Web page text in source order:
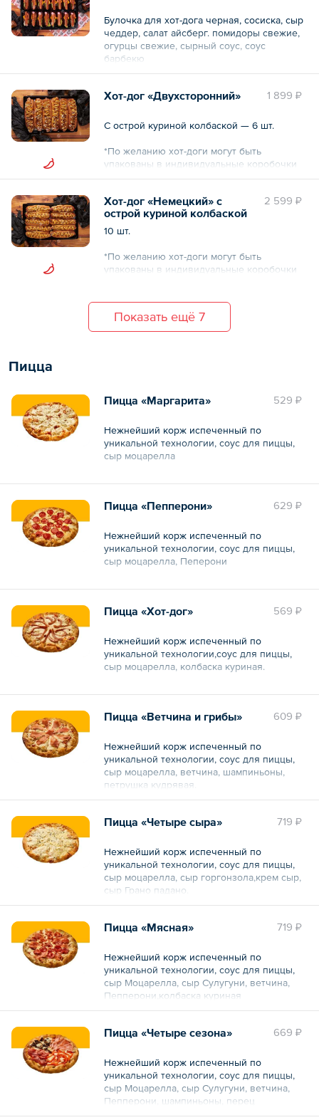
Булочка для хот-дога черная, сосиска, сыр
чеддер, салат айсберг. помидоры свежие,
огурцы свежие, сырный соус, соус
барбекю
1 899 ₽
Хот-дог «Двухсторонний»
С острой куриной колбаской — 6 шт.
*По желанию хот-доги могут быть
упакованы в индивидуальные коробочки
(оплачивается дополнительно)
Общий вес – 0.9 кг 2 599 ₽
Хот-дог «Немецкий» с
острой куриной колбаской
10 шт.
*По желанию хот-доги могут быть
упакованы в индивидуальные коробочки
Показать ещё 7
Пицца
529 ₽
Пицца «Маргарита»
Нежнейший корж испеченный по
уникальной технологии, соус для пиццы,
сыр моцарелла
Общий вес – 389 г
629 ₽
Пицца «Пепперони»
Нежнейший корж испеченный по
уникальной технологии, соус для пиццы,
сыр моцарелла, Пеперони
Общий вес – 480 г
569 ₽
Пицца «Хот-дог»
Нежнейший корж испеченный по
уникальной технологии,соус для пиццы,
сыр моцарелла, колбаска куриная.
Общий вес – 530 г
609 ₽
Пицца «Ветчина и грибы»
Нежнейший корж испеченный по
уникальной технологии, соус для пиццы,
сыр моцарелла, ветчина, шампиньоны,
петрушка кудрявая.
719 ₽
Пицца «Четыре сыра»
Нежнейший корж испеченный по
уникальной технологии, соус для пиццы,
сыр моцарелла, сыр горгонзола,крем сыр,
сыр Грано падано.
719 ₽
Пицца «Мясная»
Нежнейший корж испеченный по
уникальной технологии, соус для пиццы,
сыр Моцарелла, сыр Сулугуни, ветчина,
Пепперони,колбаска куриная
669 ₽
Пицца «Четыре сезона»
Нежнейший корж испеченный по
уникальной технологии, соус для пиццы,
сыр Моцарелла, сыр Сулугуни, ветчина,
Пепперони, шампиньоны, перец
болгарский.